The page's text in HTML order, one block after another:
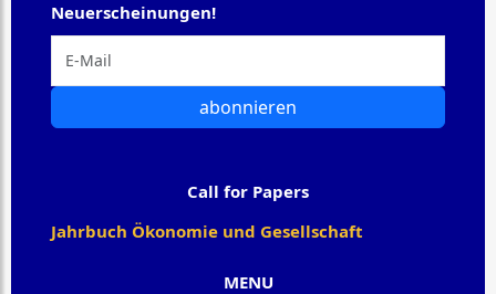
MENU
Neuerscheinungen!
abonnieren
Call for Papers
Jahrbuch Ökonomie und Gesellschaft